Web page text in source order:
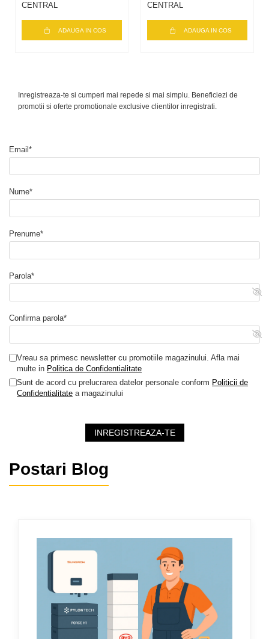
CENTRAL
ADAUGA IN COS
CENTRAL
ADAUGA IN COS
Inregistreaza-te si cumperi mai repede si mai simplu. Beneficiezi de
promotii si oferte promotionale exclusive clientilor inregistrati.
Email*
Nume*
Prenume*
Parola*
Confirma parola*
Vreau sa primesc newsletter cu promotiile magazinului. Afla mai
multe in Politica de Confidentialitate
Sunt de acord cu prelucrarea datelor personale conform Politicii de
Confidentialitate a magazinului
INREGISTREAZA-TE
Postari Blog